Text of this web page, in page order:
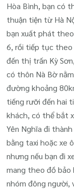
Hòa Bình, bạn có
thuận tiện từ Hà
bạn xuất phát
6, rồi tiếp tục theo
đến thị trấn Kỳ
có thôn Nà Bờ
đường khoảng
tiếng rưỡi đến hai
khách, có thể bắt
Yên Nghĩa đi
bằng taxi hoặc xe
nhưng nếu bạn đi
mang theo đồ bảo
nhóm đông người,